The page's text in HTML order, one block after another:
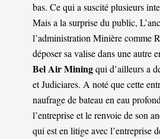
bas. Ce qui a suscité plusieurs
Mais a la surprise du public,
l’administration Minière comme
déposer sa valise dans une autre
Bel Air Miningqui d’ailleurs a
et Judiciares. A noté que cette
naufrage de bateau en eau
l’entreprise et le renvoie de son
qui est en litige avec l’entreprise